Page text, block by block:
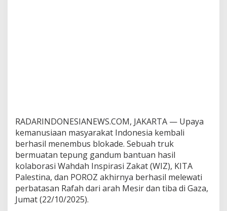
M
e
l
i
n
a
s
RADARINDONESIANEWS.COM, JAKARTA — Upaya
kemanusiaan masyarakat Indonesia kembali
berhasil menembus blokade. Sebuah truk
bermuatan tepung gandum bantuan hasil
kolaborasi Wahdah Inspirasi Zakat (WIZ), KITA
Palestina, dan POROZ akhirnya berhasil melewati
perbatasan Rafah dari arah Mesir dan tiba di Gaza,
Jumat (22/10/2025).